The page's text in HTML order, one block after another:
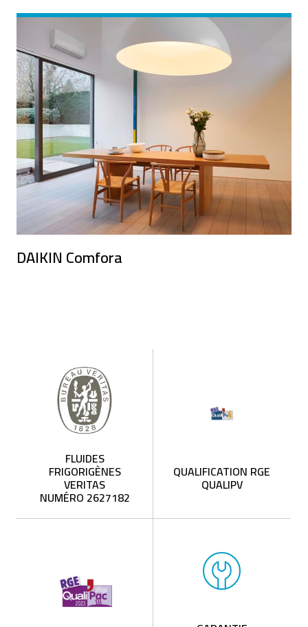
DAIKIN Comfora
FLUIDES
FRIGORIGÈNES
VERITAS
NUMÉRO 2627182
QUALIFICATION RGE
QUALIPV